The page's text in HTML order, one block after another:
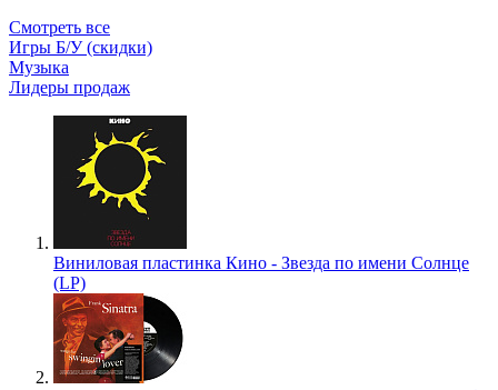
Смотреть все
Игры Б/У (скидки)
Музыка
Лидеры продаж
Виниловая пластинка Кино - Звезда по имени Солнце
(LP)